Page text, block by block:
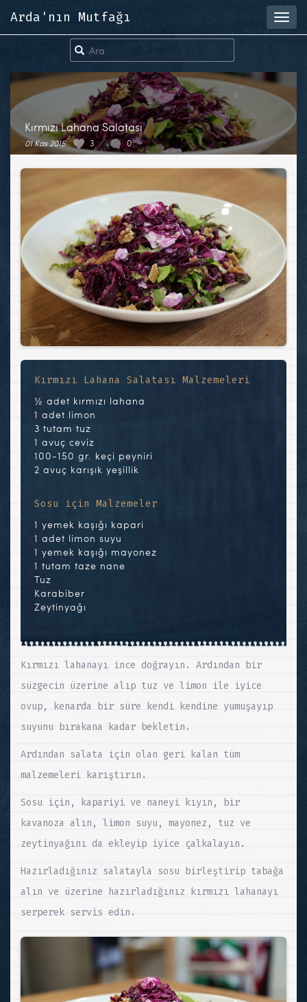
Arda'nın Mutfağı
Kırmızı Lahana Salatası
01 Kas 2015 3 0
Kırmızı Lahana Salatası Malzemeleri
½ adet kırmızı lahana
1 adet limon
3 tutam tuz
1 avuç ceviz
100-150 gr. keçi peyniri
2 avuç karışık yeşillik
Sosu için Malzemeler
1 yemek kaşığı kapari
1 adet limon suyu
1 yemek kaşığı mayonez
1 tutam taze nane
Tuz
Karabiber
Zeytinyağı
Kırmızı lahanayı ince doğrayın. Ardından bir
süzgecin üzerine alıp tuz ve limon ile iyice
ovup, kenarda bir süre kendi kendine yumuşayıp
suyunu bırakana kadar bekletin.
Ardından salata için olan geri kalan tüm
malzemeleri karıştırın.
Sosu için, kapariyi ve naneyi kıyın, bir
kavanoza alın, limon suyu, mayonez, tuz ve
zeytinyağını da ekleyip iyice çalkalayın.
Hazırladığınız salatayla sosu birleştirip tabağa
alın ve üzerine hazırladığınız kırmızı lahanayı
serperek servis edin.